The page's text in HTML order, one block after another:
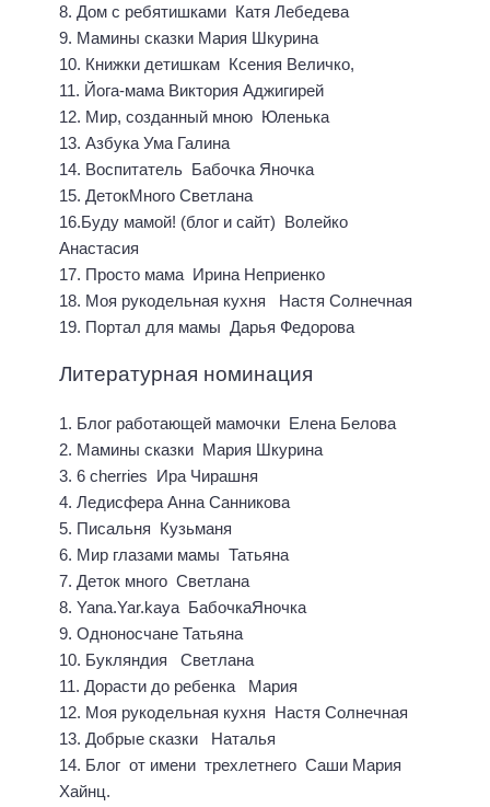
8. Дом с ребятишками Катя Лебедева
9. Мамины сказки Мария Шкурина
10. Книжки детишкам Ксения Величко,
11. Йога-мама Виктория Аджигирей
12. Мир, созданный мною Юленька
13. Азбука Ума Галина
14. Воспитатель Бабочка Яночка
15. ДетокМного Светлана
16.Буду мамой! (блог и сайт) Волейко
Анастасия
17. Просто мама Ирина Неприенко
18. Моя рукодельная кухня Настя Солнечная
19. Портал для мамы Дарья Федорова
Литературная номинация
1. Блог работающей мамочки Елена Белова
2. Мамины сказки Мария Шкурина
3. 6 cherries Ира Чирашня
4. Ледисфера Анна Санникова
5. Писальня Кузьманя
6. Мир глазами мамы Татьяна
7. Деток много Светлана
8. Yana.Yar.kaya БабочкаЯночка
9. Одноносчане Татьяна
10. Букляндия Светлана
11. Дорасти до ребенка Мария
12. Моя рукодельная кухня Настя Солнечная
13. Добрые сказки Наталья
14. Блог от имени трехлетнего Саши Мария
Хайнц.